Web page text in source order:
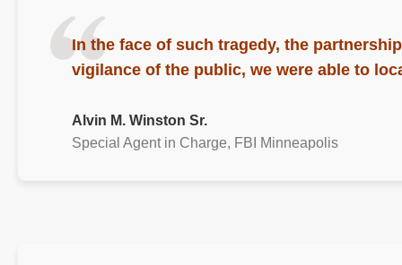
In the face of such tragedy, the
vigilance of the public, we were able to
Alvin M. Winston Sr.
Special Agent in Charge, FBI Minneapolis